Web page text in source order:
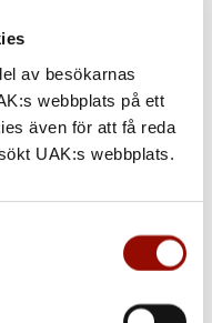
av besökarnas
webbplats på ett
även för att få reda
UAK:s webbplats.